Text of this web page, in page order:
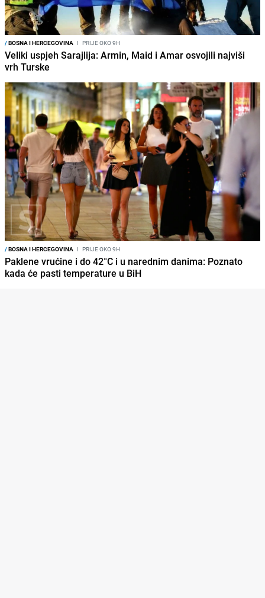
/BOSNA I HERCEGOVINA I PRIJE OKO 9H
Veliki uspjeh Sarajlija: Armin, Maid i Amar osvojili najviši
vrh Turske
/BOSNA I HERCEGOVINA I PRIJE OKO 9H
Paklene vrućine i do 42°C i u narednim danima: Poznato
kada će pasti temperature u BiH